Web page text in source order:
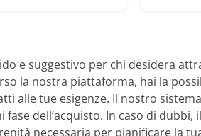
e suggestivo per chi desidera
la nostra piattaforma, hai la
alle tue esigenze. Il nostro
dell’acquisto. In caso di
necessaria per pianificare la